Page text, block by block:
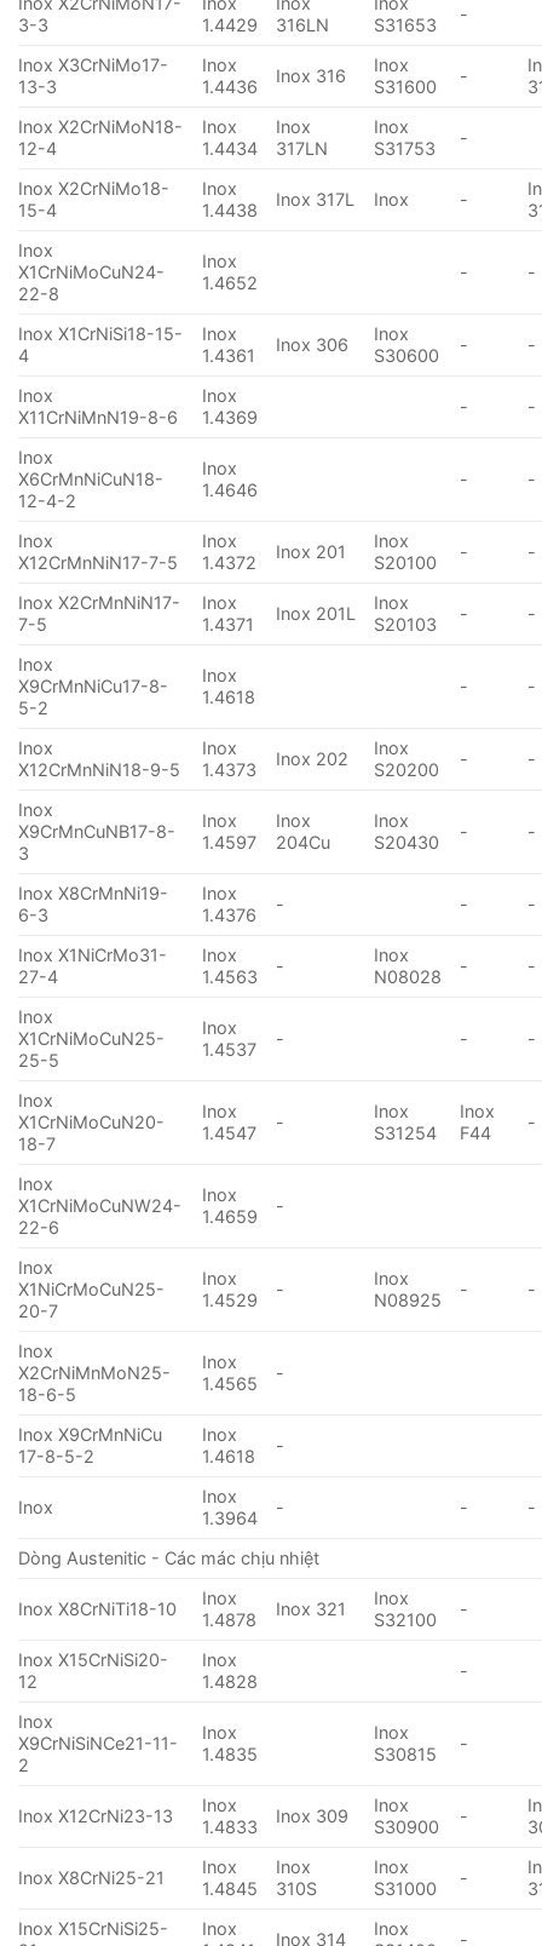
3-3
1.4429
316LN
S31653
-
Inox X3CrNiMo17-
13-3
Inox
1.4436
Inox 316
Inox
S31600
-
Inox X2CrNiMoN18-
12-4
Inox
1.4434
Inox
317LN
Inox
S31753
-
Inox X2CrNiMo18-
15-4
Inox
1.4438
Inox 317L Inox -
Inox
X1CrNiMoCuN24-
22-8
Inox
1.4652
- -
Inox X1CrNiSi18-15-
4
Inox
1.4361
Inox 306
Inox
S30600
- -
Inox
X11CrNiMnN19-8-6
Inox
1.4369
- -
Inox
X6CrMnNiCuN18-
12-4-2
Inox
1.4646
- -
Inox
X12CrMnNiN17-7-5
Inox
1.4372
Inox 201
Inox
S20100
- -
Inox X2CrMnNiN17-
7-5
Inox
1.4371
Inox 201L
Inox
S20103
- -
Inox
X9CrMnNiCu17-8-
5-2
Inox
1.4618
- -
Inox
X12CrMnNiN18-9-5
Inox
1.4373
Inox 202
Inox
S20200
- -
Inox
X9CrMnCuNB17-8-
3
Inox
1.4597
Inox
204Cu
Inox
S20430
- -
Inox X8CrMnNi19-
6-3
Inox
1.4376
- - -
Inox X1NiCrMo31-
27-4
Inox
1.4563
-
Inox
N08028
- -
Inox
X1CrNiMoCuN25-
25-5
Inox
1.4537
- - -
Inox
X1CrNiMoCuN20-
18-7
Inox
1.4547
-
Inox
S31254
Inox
F44
-
Inox
X1CrNiMoCuNW24-
22-6
Inox
1.4659
-
Inox
X1NiCrMoCuN25-
20-7
Inox
1.4529
-
Inox
N08925
- -
Inox
X2CrNiMnMoN25-
18-6-5
Inox
1.4565
-
Inox X9CrMnNiCu
17-8-5-2
Inox
1.4618
-
Inox
Inox
1.3964
- - -
Dòng Austenitic - Các mác chịu nhiệt
Inox X8CrNiTi18-10
Inox
1.4878
Inox 321
Inox
S32100
-
Inox X15CrNiSi20-
12
Inox
1.4828
-
Inox
X9CrNiSiNCe21-11-
2
Inox
1.4835
Inox
S30815
-
Inox X12CrNi23-13
Inox
1.4833
Inox 309
Inox
S30900
-
Inox X8CrNi25-21
Inox
1.4845
Inox
310S
Inox
S31000
-
Inox X15CrNiSi25-
Inox
Inox 314
Inox
-